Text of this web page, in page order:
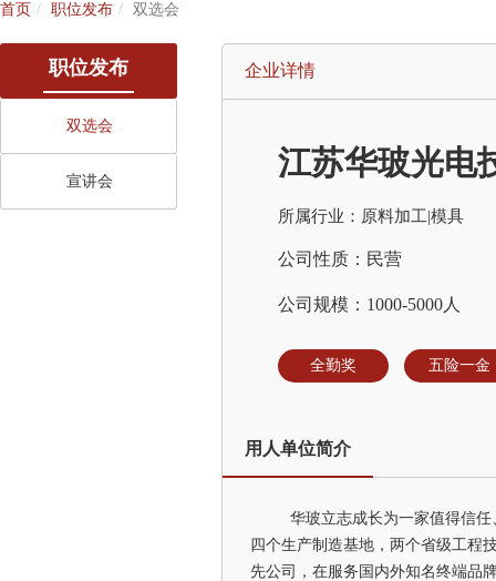
首页 职位发布 双选会
职位发布
双选会
宣讲会
企业详情
江苏华玻光电
所属行业：原料加工|模具
公司性质：民营
公司规模：1000-5000人
全勤奖 五险一金
用人单位简介
华玻立志成长为一家值得信
四个生产制造基地，两个省级工程
先公司，在服务国内外知名终端品